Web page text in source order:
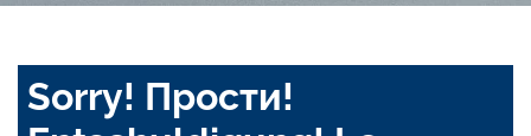
Sorry! Прости!